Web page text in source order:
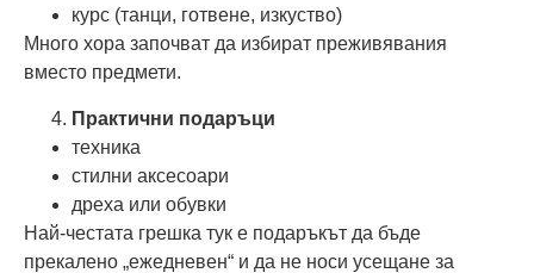
курс (танци, готвене, изкуство)
Много хора започват да избират преживявания
вместо предмети.
Практични подаръци
техника
стилни аксесоари
дреха или обувки
Най-честата грешка тук е подаръкът да бъде
прекалено „ежедневен“ и да не носи усещане за